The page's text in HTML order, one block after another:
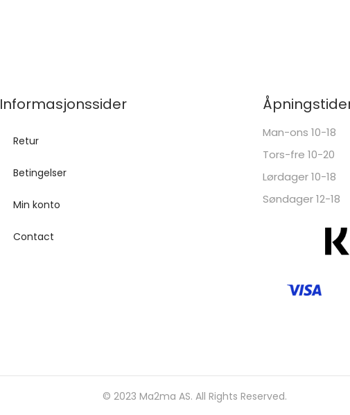
Informasjonssider
Retur
Betingelser
Min konto
Contact
Man-ons 10-18
Tors-fre 10-20
Lørdager 10-18
Søndager 12-18
© 2023 Ma2ma AS. All Rights Reserved.